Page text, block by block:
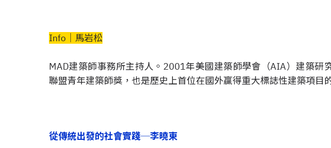
Info│馬岩松
MAD建築師事務所主持人。2001年美國建築師學會（AIA）建築研
聯盟青年建築師獎，也是歷史上首位在國外贏得重大標誌性建築項目
從傳統出發的社會實踐─李曉東